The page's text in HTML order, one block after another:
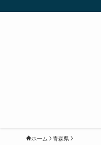
ホーム 青森県